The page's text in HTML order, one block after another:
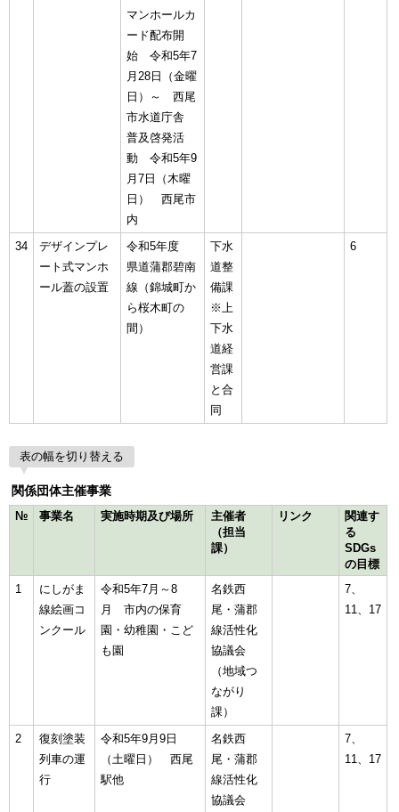
マンホールカ
ード配布開
始 令和5年7
月28日（金曜
日）～ 西尾
市水道庁舎
普及啓発活
動 令和5年9
月7日（木曜
日） 西尾市
内
34
デザインプレ
ート式マンホ
ール蓋の設置
令和5年度
県道蒲郡碧南
線（錦城町か
ら桜木町の
間）
下水
道整
備課
※上
下水
道経
営課
と合
同
6
表の幅を切り替える
関係団体主催事業
№
事業名 実施時期及び場所
主催者
（担当
課）
リンク
関連す
る
SDGs
の目標
1
にしがま
線絵画コ
ンクール
令和5年7月～8
月 市内の保育
園・幼稚園・こど
も園
名鉄西
尾・蒲郡
線活性化
協議会
（地域つ
ながり
課）
7、
11、17
2
復刻塗装
列車の運
行
令和5年9月9日
（土曜日） 西尾
駅他
名鉄西
尾・蒲郡
線活性化
協議会
7、
11、17